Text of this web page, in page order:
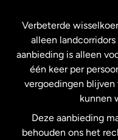
Maleisië
Nederland
Nieuw-
Verbeterde
alleen
aanbieding is alleen
één keer per
vergoedingen blijven
kunnen
Deze aanbieding
behouden ons het